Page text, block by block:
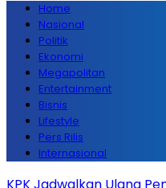
Home
Nasional
Politik
Ekonomi
Megapolitan
Entertainment
Bisnis
Lifestyle
Pers Rilis
Internasional